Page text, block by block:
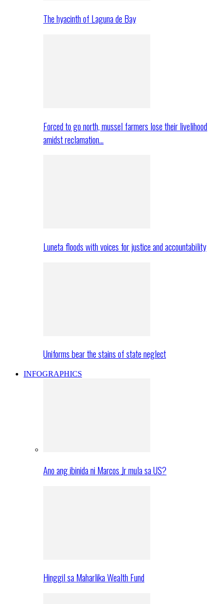
The hyacinth of Laguna de Bay
Forced to go north, mussel farmers lose their livelihood
amidst reclamation…
Luneta floods with voices for justice and accountability
Uniforms bear the stains of state neglect
INFOGRAPHICS
Ano ang ibinida ni Marcos Jr mula sa US?
Hinggil sa Maharlika Wealth Fund